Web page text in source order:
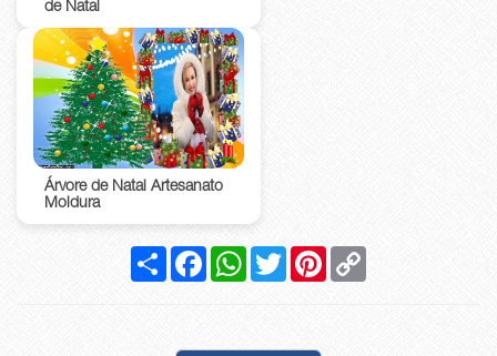
de Natal
Árvore de Natal Artesanato
Moldura
Compartilhar
FacebookWhatsApp
Twitter Pinterest